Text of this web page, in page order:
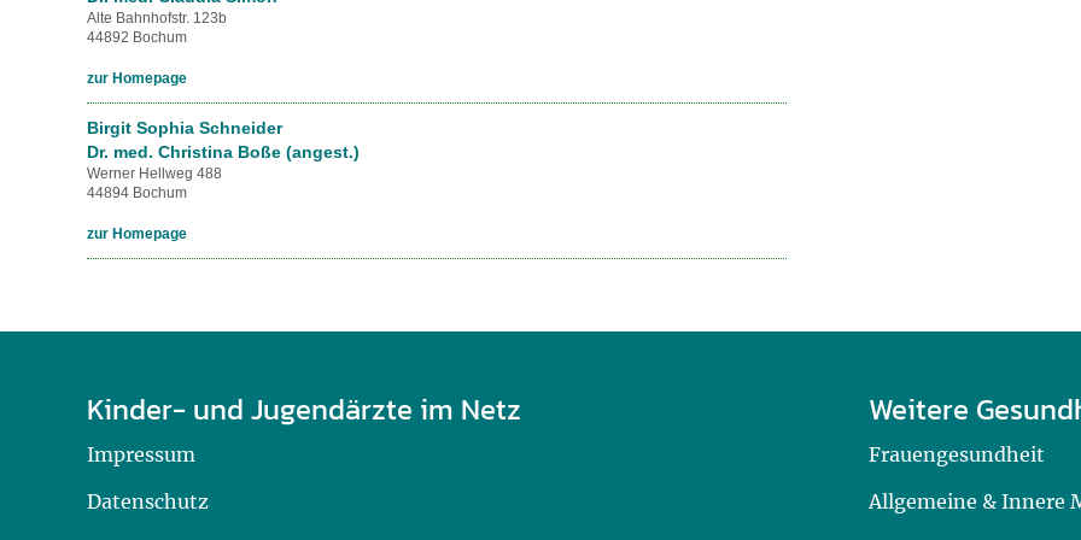
Alte Bahnhofstr. 123b
44892 Bochum
zur Homepage
Birgit Sophia Schneider
Dr. med. Christina Boße (angest.)
Werner Hellweg 488
44894 Bochum
zur Homepage
Kinder- und Jugendärzte im Netz
Impressum
Datenschutz
Weitere
Frauengesundheit
Allgemeine & Innere